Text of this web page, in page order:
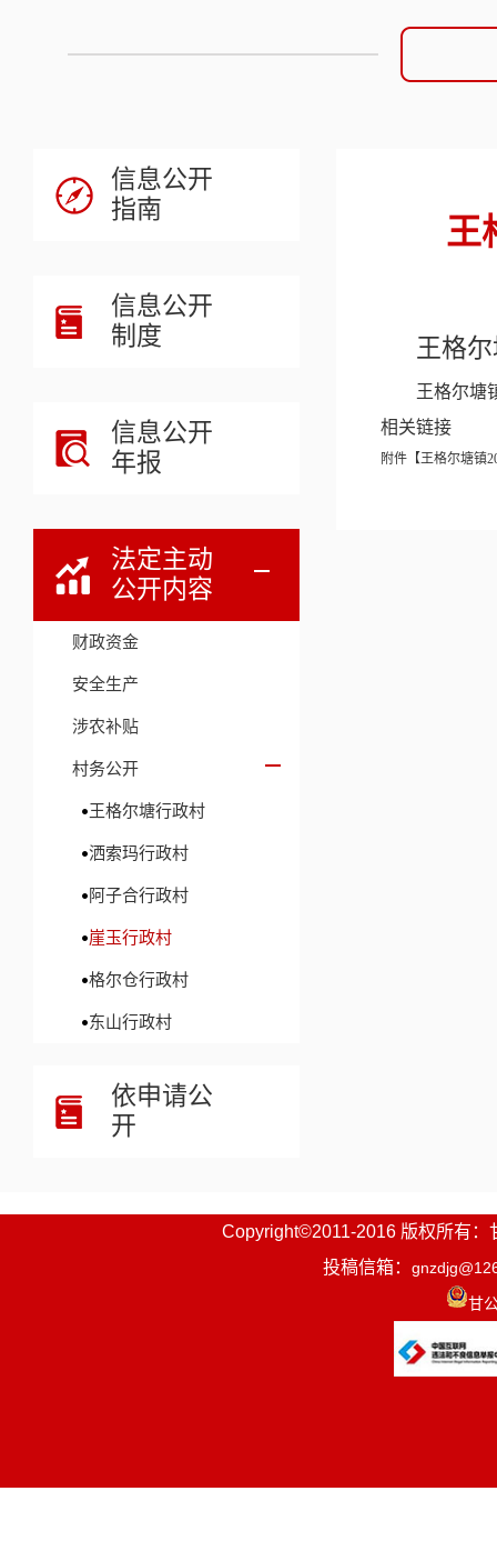
信息公开
指南
信息公开
制度
信息公开
年报
法定主动
公开内容
财政资金
安全生产
涉农补贴
村务公开
王格尔塘行政村
洒索玛行政村
阿子合行政村
崖玉行政村
格尔仓行政村
东山行政村
依申请公
开
王
王格
王格尔塘
相关链接
附件【王格尔塘镇
Copyright©2011-2016 版权所有：
投稿信箱：
甘